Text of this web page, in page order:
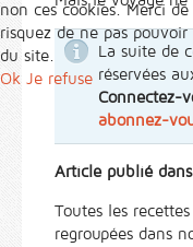
La suite de
réservées
Connectez-
abonnez-
Article publié dans
Toutes les
regroupées dans
non ces cookies. Merci
risquez de ne pas
du site.
Ok Je refuse